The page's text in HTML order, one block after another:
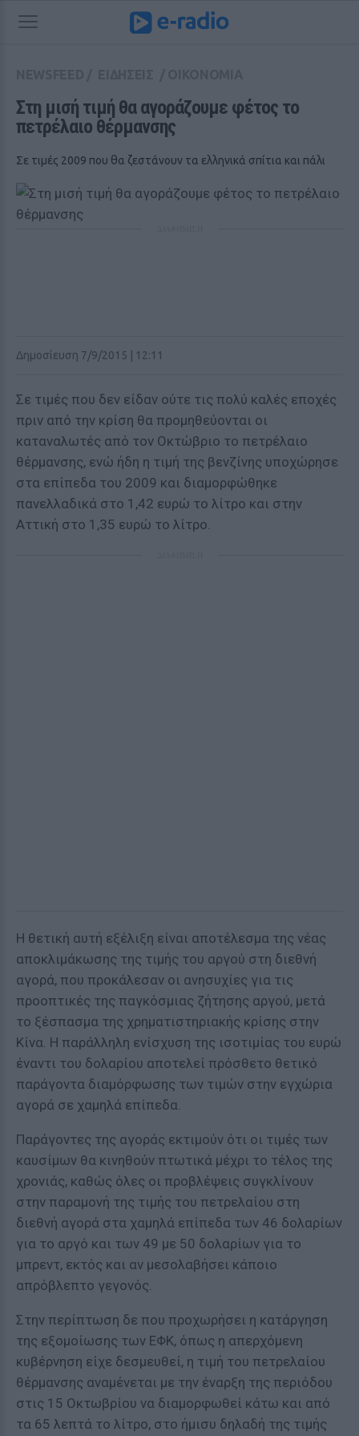
Στη μισή τιμή θα αγοράζουμε φέτος το
πετρέλαιο θέρμανσης
Σε τιμές 2009 που θα ζεστάνουν τα ελληνικά σπίτια και πάλι
Δημοσίευση 7/9/2015 | 12:11
Σε τιμές που δεν είδαν ούτε τις πολύ καλές εποχές
πριν από την κρίση θα προμηθεύονται οι
καταναλωτές από τον Οκτώβριο το πετρέλαιο
θέρμανσης, ενώ ήδη η τιμή της βενζίνης υποχώρησε
στα επίπεδα του 2009 και διαμορφώθηκε
πανελλαδικά στο 1,42 ευρώ το λίτρο και στην
Αττική στο 1,35 ευρώ το λίτρο.
Η θετική αυτή εξέλιξη είναι αποτέλεσμα της νέας
αποκλιμάκωσης της τιμής του αργού στη διεθνή
αγορά, που προκάλεσαν οι ανησυχίες για τις
προοπτικές της παγκόσμιας ζήτησης αργού, μετά
το ξέσπασμα της χρηματιστηριακής κρίσης στην
Κίνα. Η παράλληλη ενίσχυση της ισοτιμίας του ευρώ
έναντι του δολαρίου αποτελεί πρόσθετο θετικό
παράγοντα διαμόρφωσης των τιμών στην εγχώρια
αγορά σε χαμηλά επίπεδα.
Παράγοντες της αγοράς εκτιμούν ότι οι τιμές των
καυσίμων θα κινηθούν πτωτικά μέχρι το τέλος της
χρονιάς, καθώς όλες οι προβλέψεις συγκλίνουν
στην παραμονή της τιμής του πετρελαίου στη
διεθνή αγορά στα χαμηλά επίπεδα των 46 δολαρίων
για το αργό και των 49 με 50 δολαρίων για το
μπρεντ, εκτός και αν μεσολαβήσει κάποιο
απρόβλεπτο γεγονός.
Στην περίπτωση δε που προχωρήσει η κατάργηση
της εξομοίωσης των ΕΦΚ, όπως η απερχόμενη
κυβέρνηση είχε δεσμευθεί, η τιμή του πετρελαίου
θέρμανσης αναμένεται με την έναρξη της περιόδου
στις 15 Οκτωβρίου να διαμορφωθεί κάτω και από
τα 65 λεπτά το λίτρο, στο ήμισυ δηλαδή της τιμής